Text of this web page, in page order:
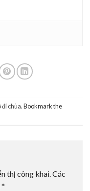
đi chùa. Bookmark the
thị công khai. Các
*